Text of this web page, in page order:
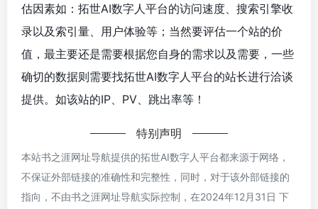
估因素如：拓世AI数字人平台的访问速度、搜索引擎收
录以及索引量、用户体验等；当然要评估一个站的价
值，最主要还是需要根据您自身的需求以及需要，一些
确切的数据则需要找拓世AI数字人平台的站长进行洽谈
提供。如该站的IP、PV、跳出率等！
特别声明
本站书之涯网址导航提供的拓世AI数字人平台都来源于网络，
不保证外部链接的准确性和完整性，同时，对于该外部链接的
指向，不由书之涯网址导航实际控制，在2024年12月31日 下